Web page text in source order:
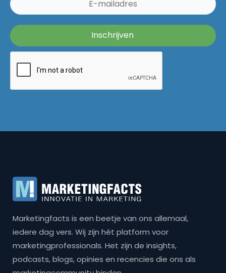
Marketingfacts is een beetje van ons allemaal,
iedere dag vers. Wij zijn hét platform voor
marketingprofessionals. Het zijn de insights,
podcasts, blogs, opinies en recencies die ons als